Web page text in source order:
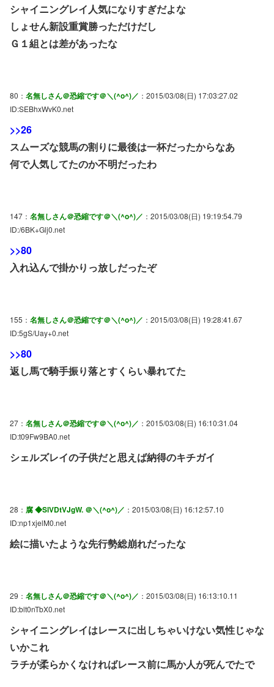
シャイニングレイ人気になりすぎだよな
しょせん新設重賞勝っただけだし
Ｇ１組とは差があったな
80： 名無しさん＠恐縮です＠＼(^o^)／ ：2015/03/08(日) 17:03:27.02
ID:SEBhxWvK0.net
>>26
スムーズな競馬の割りに最後は一杯だったからなあ
何で人気してたのか不明だったわ
147： 名無しさん＠恐縮です＠＼(^o^)／ ：2015/03/08(日) 19:19:54.79
ID:/6BK+Glj0.net
>>80
入れ込んで掛かりっ放しだったぞ
155： 名無しさん＠恐縮です＠＼(^o^)／ ：2015/03/08(日) 19:28:41.67
ID:5gS/Uay+0.net
>>80
返し馬で騎手振り落とすくらい暴れてた
27： 名無しさん＠恐縮です＠＼(^o^)／ ：2015/03/08(日) 16:10:31.04
ID:t09Fw9BA0.net
シェルズレイの子供だと思えば納得のキチガイ
28： 腐 ◆SlVDtVJgW. ＠＼(^o^)／ ：2015/03/08(日) 16:12:57.10
ID:np1xjelM0.net
絵に描いたような先行勢総崩れだったな
29： 名無しさん＠恐縮です＠＼(^o^)／ ：2015/03/08(日) 16:13:10.11
ID:blt0nTbX0.net
シャイニングレイはレースに出しちゃいけない気性じゃな
いかこれ
ラチが柔らかくなければレース前に馬か人が死んでたで